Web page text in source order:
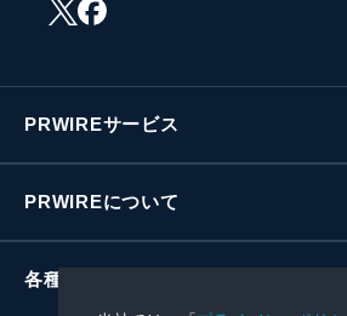
PRWIREサービス
PRWIREについて
各種お問い合わせ